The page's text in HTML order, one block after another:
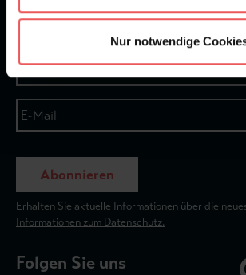
Nur notwendige
Newsletter
Abonnieren
Erhalten Sie aktuelle Informationen über die
Informationen zum Datenschutz.
Folgen Sie uns